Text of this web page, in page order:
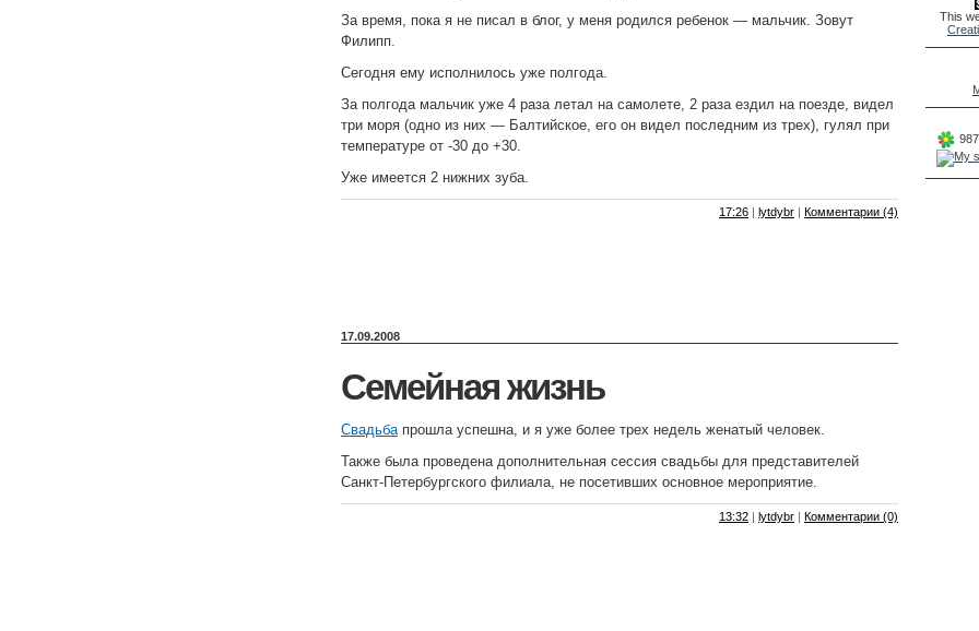
За время, пока я не писал в блог, у меня родился ребенок — мальчик. Зовут
Филипп.
Сегодня ему исполнилось уже полгода.
За полгода мальчик уже 4 раза летал на самолете, 2 раза ездил на поезде, видел
три моря (одно из них — Балтийское, его он видел последним из трех), гулял при
температуре от -30 до +30.
Уже имеется 2 нижних зуба.
17:26 | lytdybr | Комментарии (4)
17.09.2008
Семейная жизнь
Свадьбапрошла успешна, и я уже более трех недель женатый человек.
Также была проведена дополнительная сессия свадьбы для представителей
Санкт-Петербургского филиала, не посетивших основное мероприятие.
13:32 | lytdybr | Комментарии (0)
This